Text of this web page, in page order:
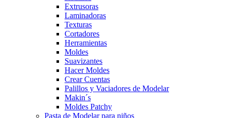
Extrusoras
Laminadoras
Texturas
Cortadores
Herramientas
Moldes
Suavizantes
Hacer Moldes
Crear Cuentas
Palillos y Vaciadores de Modelar
Makin´s
Moldes Patchy
Pasta de Modelar para niños